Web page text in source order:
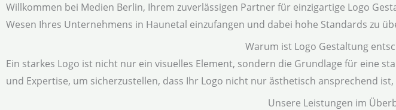
Willkommen bei Medien Berlin, Ihrem zuverlässigen Partner für einzigartige Logo
Wesen Ihres Unternehmens in Haunetal einzufangen und dabei hohe Standards zu
Warum ist Logo Gestaltung
Ein starkes Logo ist nicht nur ein visuelles Element, sondern die Grundlage für eine
und Expertise, um sicherzustellen, dass Ihr Logo nicht nur ästhetisch ansprechend
Unsere Leistungen im